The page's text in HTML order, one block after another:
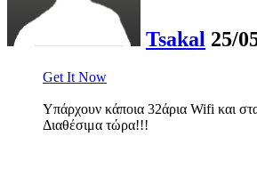
Tsakal 25/
Get It Now
Υπάρχουν κάποια 32άρια Wifi και
Διαθέσιμα τώρα!!!